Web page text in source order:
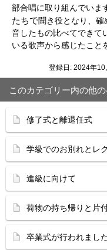
部合唱に取り組んでいま
たちで聞き役となり、
音したもの比べてできて
いる歌声から感じたこと
登録日: 2024年10
このカテゴリー内の他
修了式と離退任式
学級でのお別れとレク
進級に向けて
荷物の持ち帰りと片
卒業式が行われまし